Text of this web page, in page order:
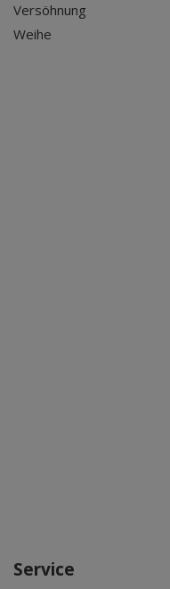
Versöhnung
Weihe
Service